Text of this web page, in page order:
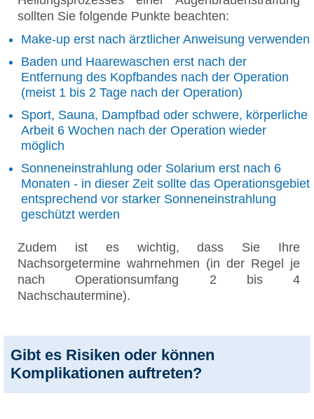
sollten Sie folgende Punkte beachten:
Make-up erst nach ärztlicher Anweisung verwenden
Baden und Haarewaschen erst nach der
Entfernung des Kopfbandes nach der Operation
(meist 1 bis 2 Tage nach der Operation)
Sport, Sauna, Dampfbad oder schwere, körperliche
Arbeit 6 Wochen nach der Operation wieder
möglich
Sonneneinstrahlung oder Solarium erst nach 6
Monaten - in dieser Zeit sollte das Operationsgebiet
entsprechend vor starker Sonneneinstrahlung
geschützt werden
Zudem ist es wichtig, dass Sie Ihre
Nachsorgetermine wahrnehmen (in der Regel je
nach Operationsumfang 2 bis 4
Nachschautermine).
Gibt es Risiken oder können
Komplikationen auftreten?